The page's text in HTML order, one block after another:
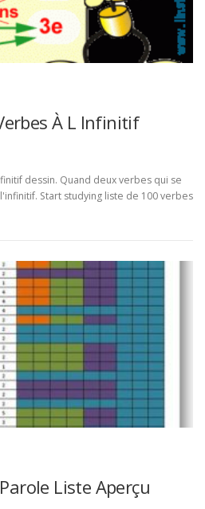
À L Infinitif
dessin. Quand deux verbes qui se
Start studying liste de 100 verbes
Liste Aperçu